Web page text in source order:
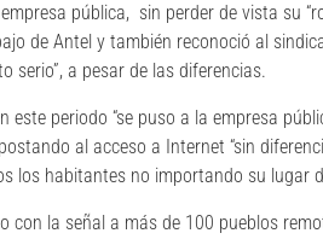
pública, sin perder de vista su
de Antel y también reconoció al
serio”, a pesar de las diferencias.
este periodo “se puso a la empresa
al acceso a Internet “sin
los habitantes no importando su lugar
con la señal a más de 100 pueblos